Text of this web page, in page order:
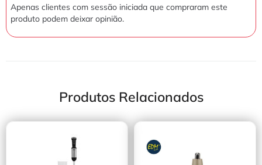
Apenas clientes com sessão iniciada que compraram este
produto podem deixar opinião.
Produtos Relacionados